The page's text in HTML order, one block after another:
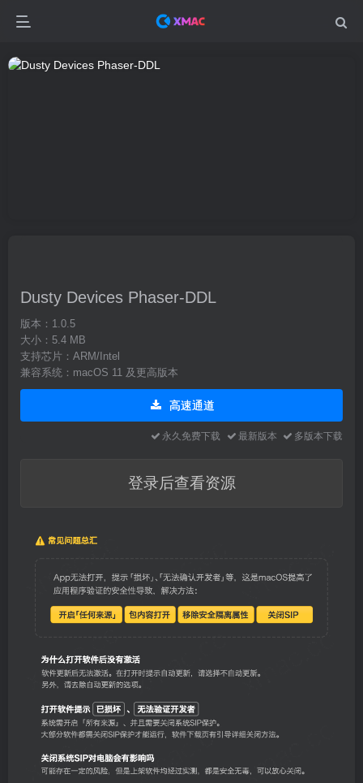
Dusty Devices Phaser-DDL
版本：1.0.5
大小：5.4 MB
支持芯片：ARM/Intel
兼容系统：macOS 11 及更高版本
高速通道
永久免费下载 最新版本 多版本下载
登录后查看资源